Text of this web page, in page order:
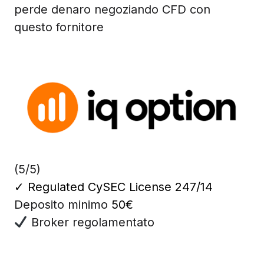
perde denaro negoziando CFD con
questo fornitore
(5/5)
✓ Regulated CySEC License 247/14
Deposito minimo 50€
Broker regolamentato